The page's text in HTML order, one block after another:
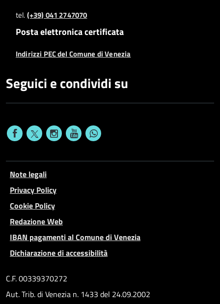
tel.(+39) 041 2747070
Posta elettronica certificata
Indirizzi PEC del Comune di Venezia
Seguici e condividi su
Note legali
Privacy Policy
Cookie Policy
Redazione Web
IBAN pagamenti al Comune di Venezia
Dichiarazione di accessibilità
C.F. 00339370272
Aut. Trib. di Venezia n. 1433 del 24.09.2002